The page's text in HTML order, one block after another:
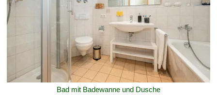
Bad mit Badewanne und Dusche